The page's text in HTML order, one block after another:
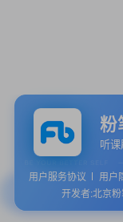
粉
听
用户服务协议 用户
开发者:北京